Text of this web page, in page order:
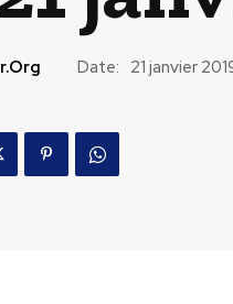
Date: 21 janvier